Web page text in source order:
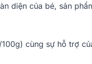
diện của bé, sản
cùng sự hỗ trợ